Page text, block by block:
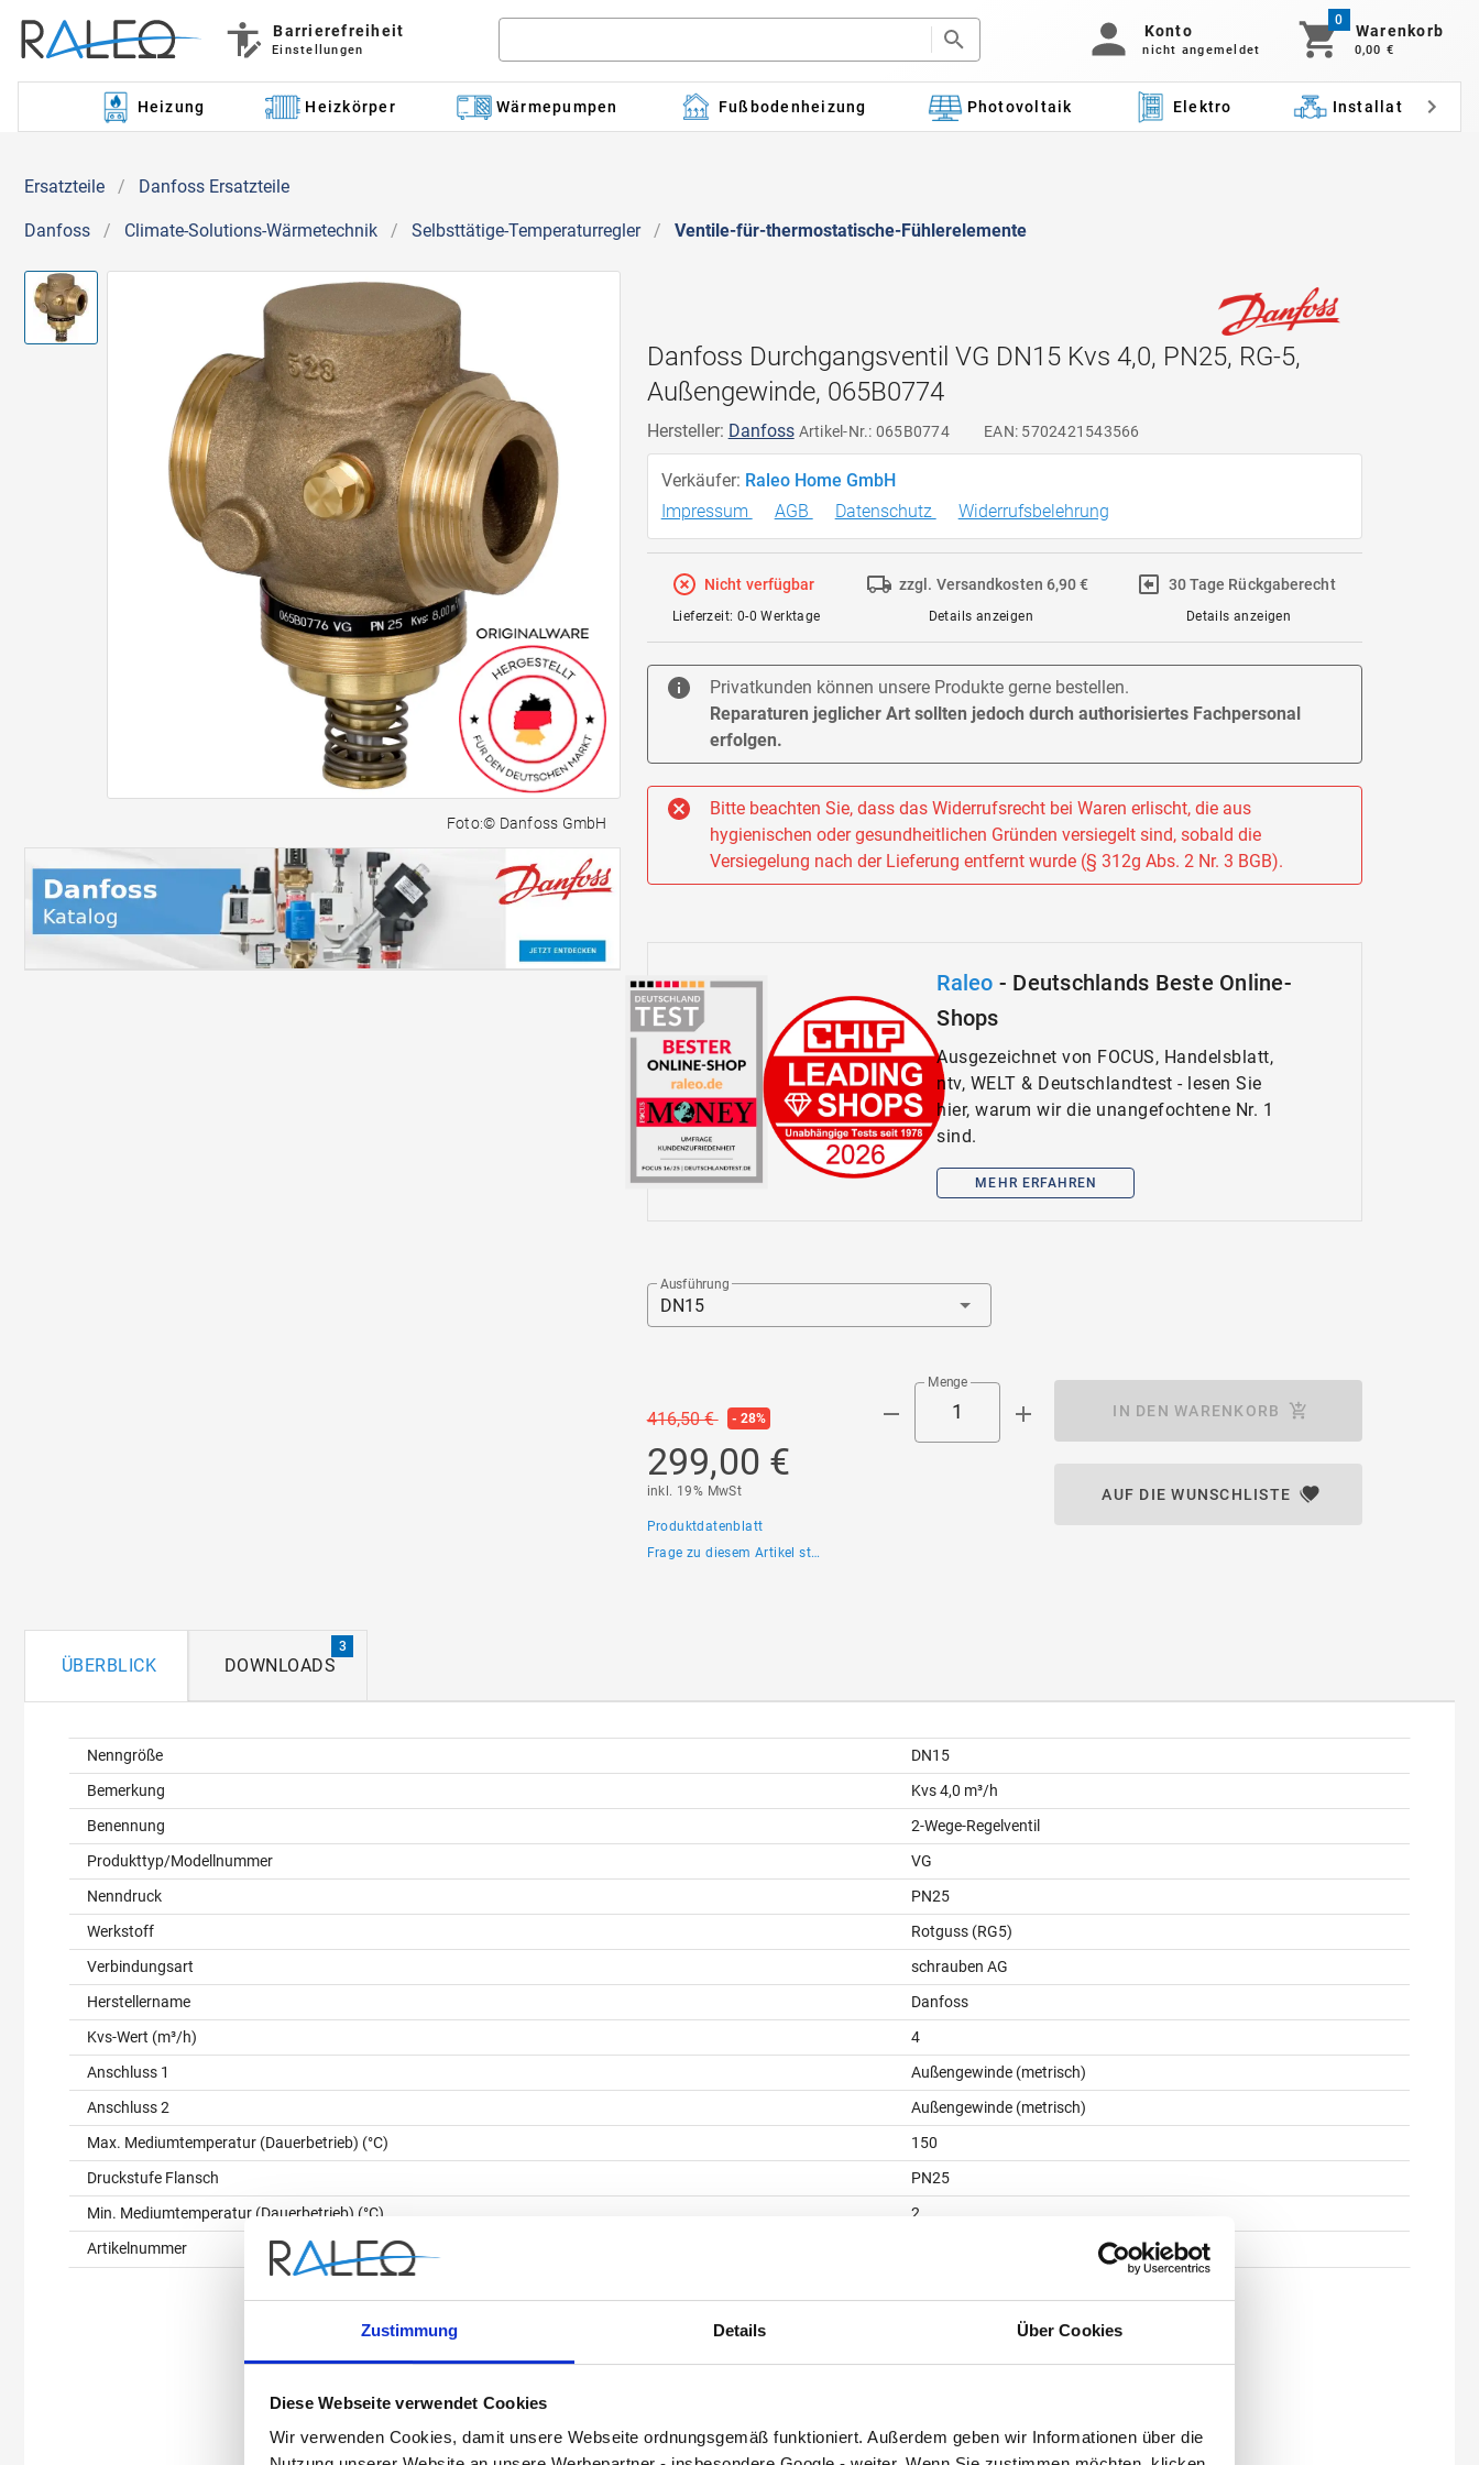
Zustimmung Details Über Cookies
Diese Webseite verwendet Cookies
Wir verwenden Cookies, damit unsere Webseite ordnungsgemäß funktioniert. Außerdem geben wir Informationen über die
Barrierefreiheit
Einstellungen
Konto
nicht angemeldet
0
Warenkorb
0,00 €
Heizung Heizkörper Wärmepumpen Fußbodenheizung Photovoltaik Elektro Installation
Ersatzteile / Danfoss Ersatzteile
Danfoss / Climate-Solutions-Wärmetechnik / Selbsttätige-Temperaturregler / Ventile-für-thermostatische-Fühlerelemente
Foto:© Danfoss GmbH
Danfoss Durchgangsventil VG DN15 Kvs 4,0, PN25, RG-5,
Außengewinde, 065B0774
Hersteller: Danfoss Artikel-Nr.: 065B0774 EAN: 5702421543566
Verkäufer: Raleo Home GmbH
Impressum
AGB Datenschutz Widerrufsbelehrung
Nicht verfügbar
Lieferzeit: 0-0 Werktage
zzgl. Versandkosten 6,90 €
Details anzeigen
30 Tage Rückgaberecht
Details anzeigen
Privatkunden können unsere Produkte gerne bestellen.
Reparaturen jeglicher Art sollten jedoch durch authorisiertes Fachpersonal
erfolgen.
Bitte beachten Sie, dass das Widerrufsrecht bei Waren erlischt, die aus
hygienischen oder gesundheitlichen Gründen versiegelt sind, sobald die
Versiegelung nach der Lieferung entfernt wurde (§ 312g Abs. 2 Nr. 3 BGB).
Raleo - Deutschlands Beste Online-
Shops
Ausgezeichnet von FOCUS, Handelsblatt,
ntv, WELT & Deutschlandtest - lesen Sie
hier, warum wir die unangefochtene Nr. 1
sind.
MEHR ERFAHREN
Ausführung
DN15
416,50 € - 28%
299,00 €
inkl. 19% MwSt
Produktdatenblatt
Frage zu diesem Artikel stellen
Menge
IN DEN WARENKORB
AUF DIE WUNSCHLISTE
ÜBERBLICK DOWNLOADS
3
Nenngröße
DN15
Bemerkung
Kvs 4,0 m³/h
Benennung
2-Wege-Regelventil
Produkttyp/Modellnummer
VG
Nenndruck
PN25
Werkstoff
Rotguss (RG5)
Verbindungsart
schrauben AG
Herstellername
Danfoss
Kvs-Wert (m³/h)
4
Anschluss 1
Außengewinde (metrisch)
Anschluss 2
Außengewinde (metrisch)
Max. Mediumtemperatur (Dauerbetrieb) (°C)
150
Druckstufe Flansch
PN25
Min. Mediumtemperatur (Dauerbetrieb) (°C)
2
Artikelnummer